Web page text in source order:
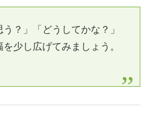
？」「どうしてかな？」
少し広げてみましょう。